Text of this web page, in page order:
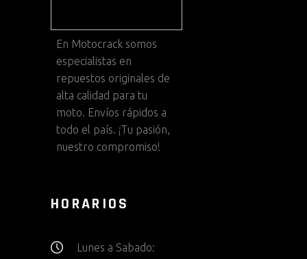
En Motocrack somos
especialistas en
repuestos originales de
alta calidad para tu
moto. Envíos rápidos a
todo el país. ¡Tu pasión,
nuestro compromiso!
HORARIOS
Lunes a Sabado: